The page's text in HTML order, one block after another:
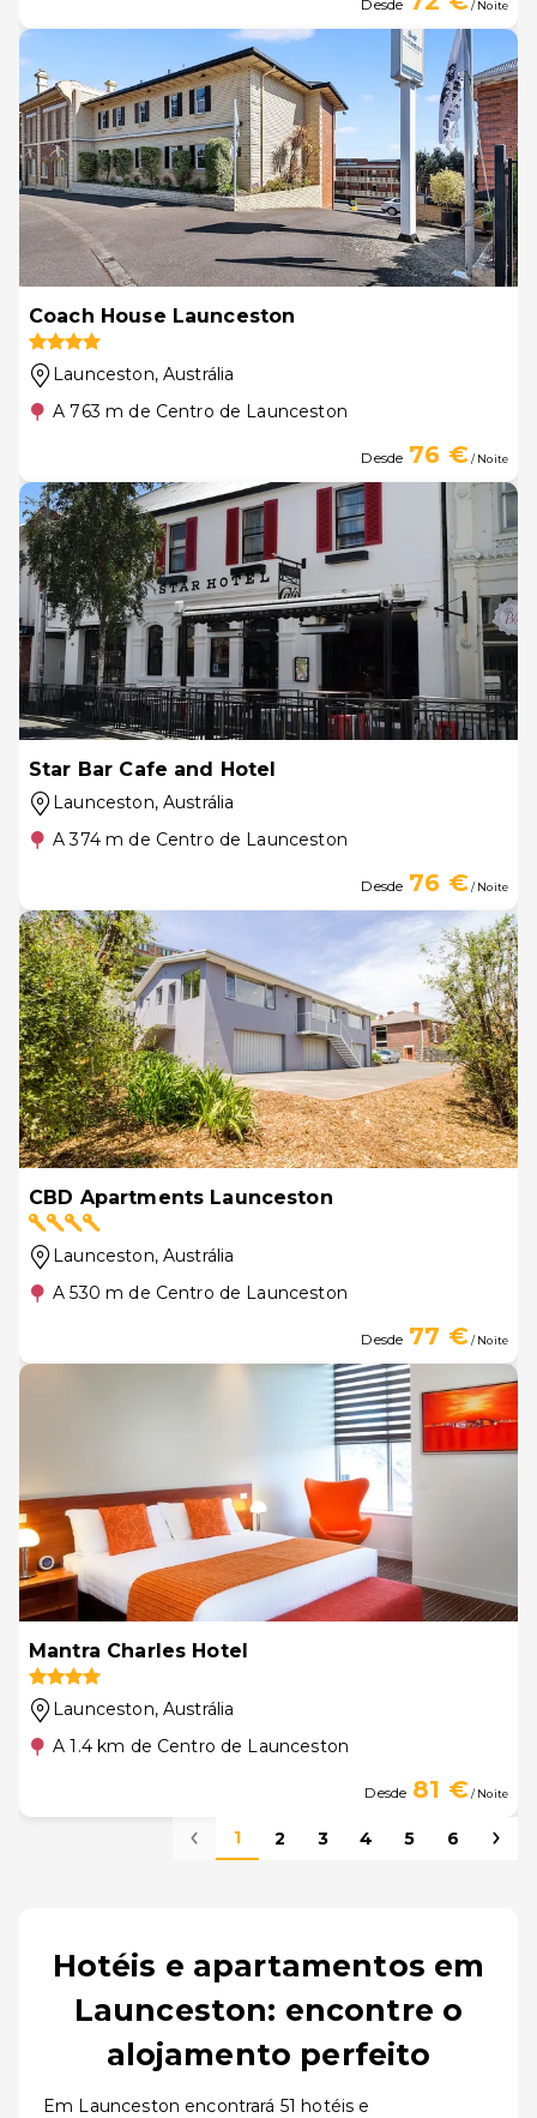
Desde / Noite
Coach House Launceston
Launceston, Austrália
A 763 m de Centro de Launceston
Desde 76 €/ Noite
Star Bar Cafe and Hotel
Launceston, Austrália
A 374 m de Centro de Launceston
Desde 76 €/ Noite
CBD Apartments Launceston
Launceston, Austrália
A 530 m de Centro de Launceston
Desde 77 €/ Noite
Mantra Charles Hotel
Launceston, Austrália
A 1.4 km de Centro de Launceston
Desde 81 €/ Noite
1 2 3 4 5 6
Hotéis e apartamentos em
Launceston: encontre o
alojamento perfeito
Em Launceston encontrará 51 hotéis e